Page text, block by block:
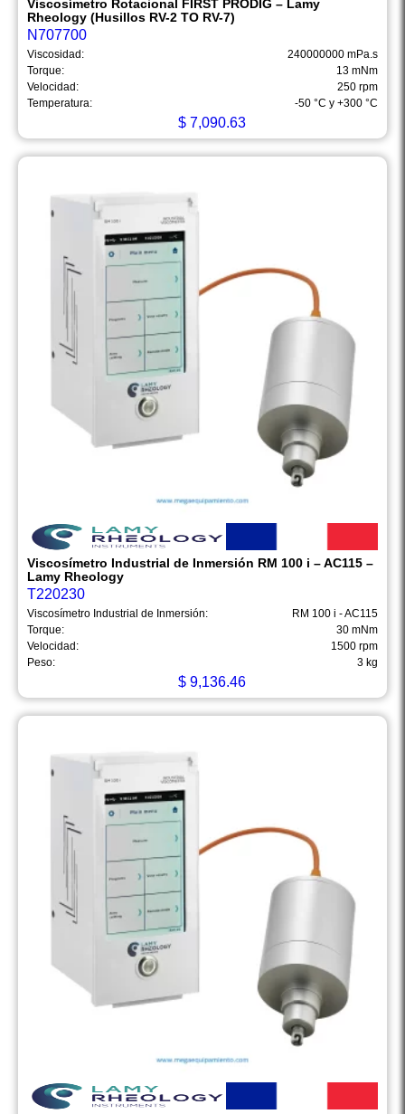
Viscosímetro Rotacional FIRST PRODIG – Lamy
Rheology (Husillos RV-2 TO RV-7)
N707700
Viscosidad:
240000000 mPa.s
Torque:
13 mNm
Velocidad:
250 rpm
Temperatura:
-50 °C y +300 °C
$7,090.63
Viscosímetro Industrial de Inmersión RM 100 i – AC115 –
Lamy Rheology
T220230
Viscosímetro Industrial de Inmersión:
RM 100 i - AC115
Torque:
30 mNm
Velocidad:
1500 rpm
Peso:
3 kg
$9,136.46